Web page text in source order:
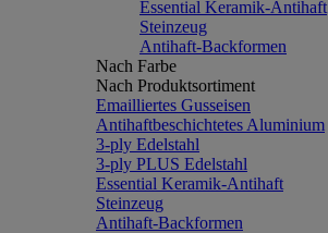
Essential Keramik-Antihaft
Steinzeug
Antihaft-Backformen
Nach Farbe
Nach Produktsortiment
Emailliertes Gusseisen
Antihaftbeschichtetes Aluminium
3-ply Edelstahl
3-ply PLUS Edelstahl
Essential Keramik-Antihaft
Steinzeug
Antihaft-Backformen